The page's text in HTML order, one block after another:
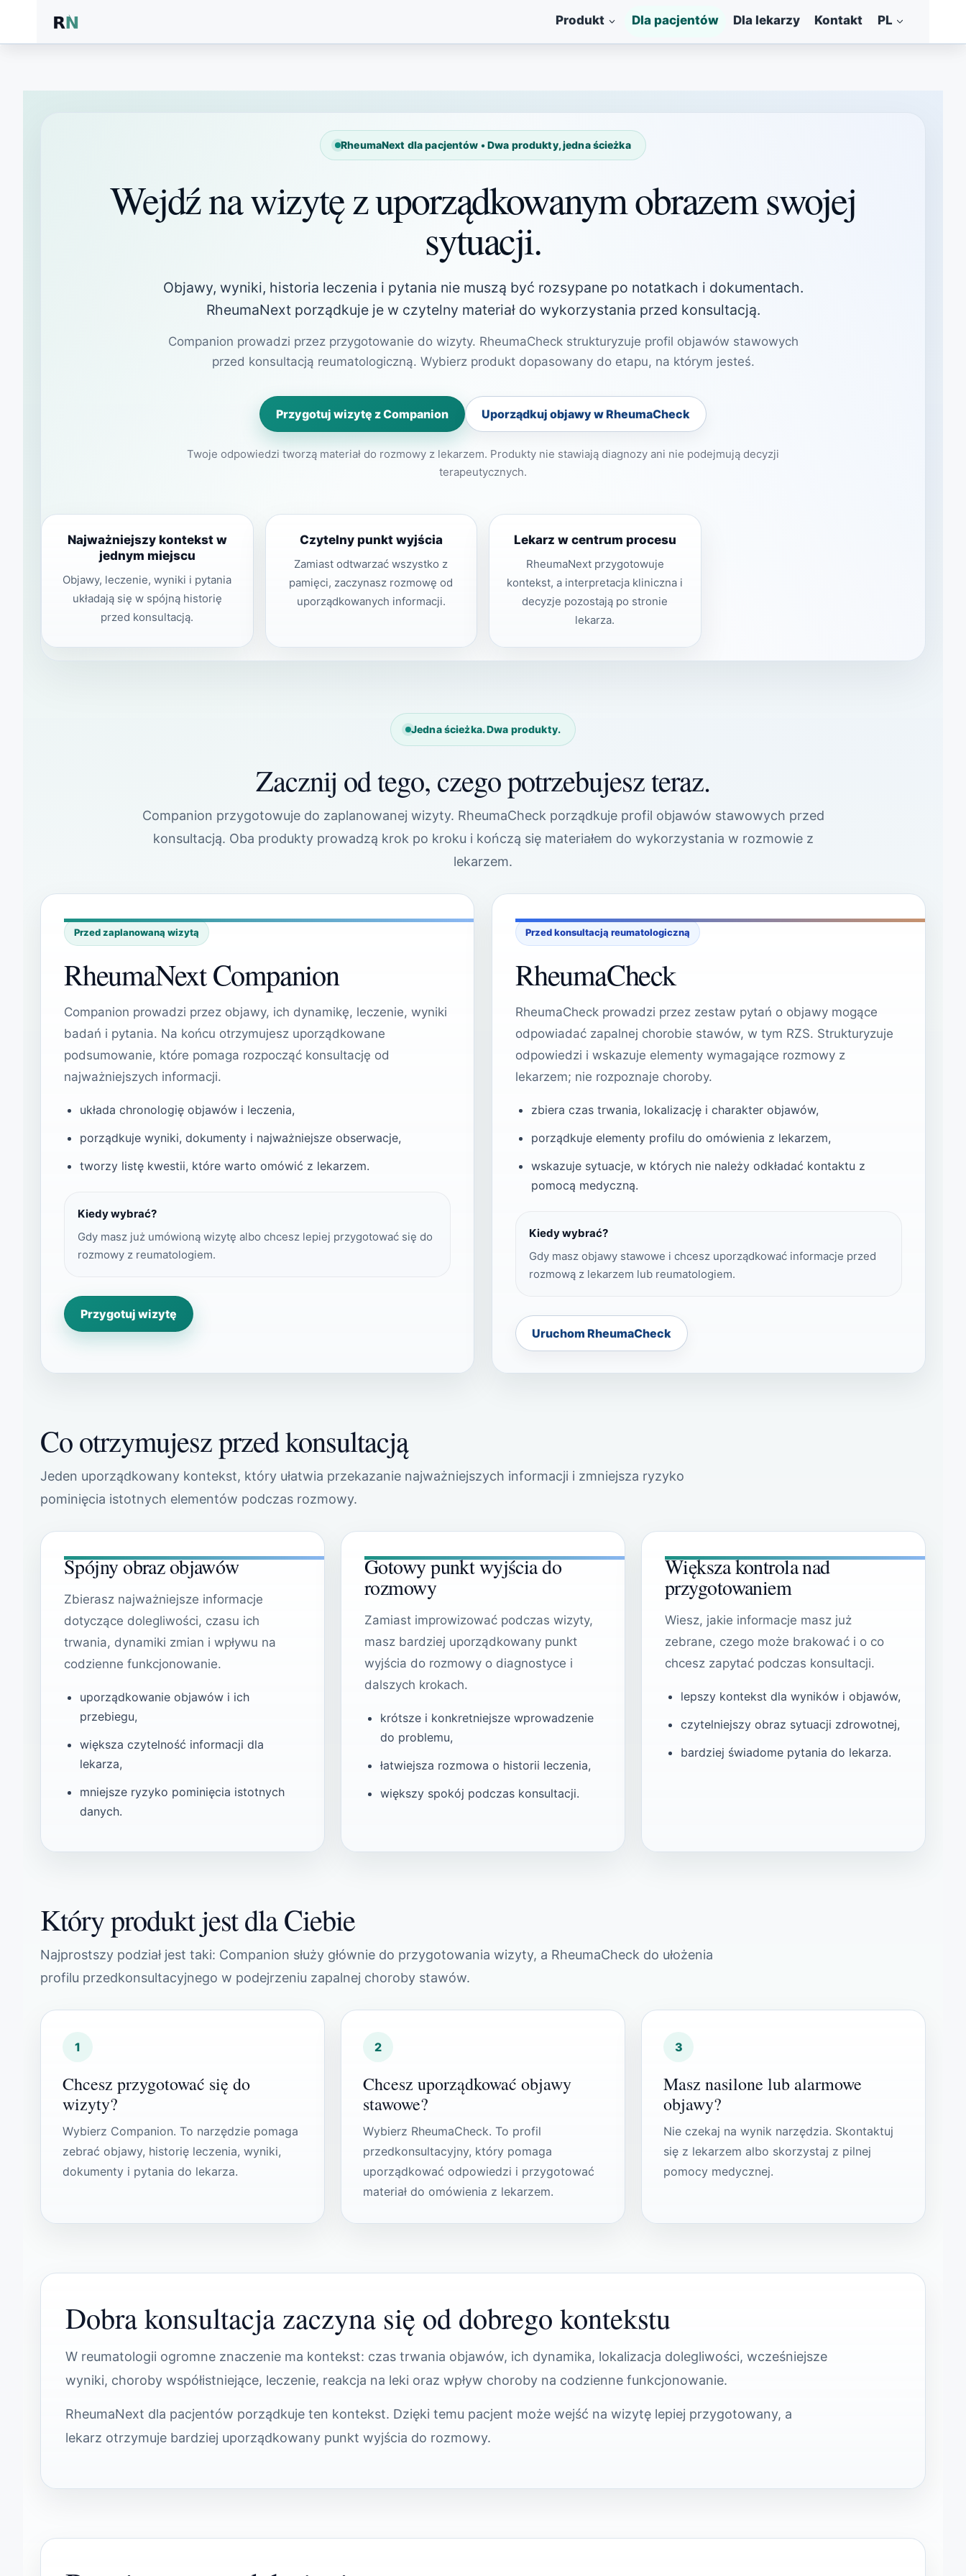
treści
Produkt Dla pacjentów Dla lekarzy Kontakt PL
RheumaNext dla pacjentów • Dwa produkty, jedna ścieżka
Wejdź na wizytę z uporządkowanym obrazem swojej
sytuacji.
Objawy, wyniki, historia leczenia i pytania nie muszą być rozsypane po notatkach i dokumentach.
RheumaNext porządkuje je w czytelny materiał do wykorzystania przed konsultacją.
Companion prowadzi przez przygotowanie do wizyty. RheumaCheck strukturyzuje profil objawów stawowych
przed konsultacją reumatologiczną. Wybierz produkt dopasowany do etapu, na którym jesteś.
Przygotuj wizytę z Companion Uporządkuj objawy w RheumaCheck
Twoje odpowiedzi tworzą materiał do rozmowy z lekarzem. Produkty nie stawiają diagnozy ani nie podejmują decyzji
terapeutycznych.
Najważniejszy kontekst w
jednym miejscu
Objawy, leczenie, wyniki i pytania
układają się w spójną historię
przed konsultacją.
Czytelny punkt wyjścia
Zamiast odtwarzać wszystko z
pamięci, zaczynasz rozmowę od
uporządkowanych informacji.
Lekarz w centrum procesu
RheumaNext przygotowuje
kontekst, a interpretacja kliniczna i
decyzje pozostają po stronie
lekarza.
Jedna ścieżka. Dwa produkty.
Zacznij od tego, czego potrzebujesz teraz.
Companion przygotowuje do zaplanowanej wizyty. RheumaCheck porządkuje profil objawów stawowych przed
konsultacją. Oba produkty prowadzą krok po kroku i kończą się materiałem do wykorzystania w rozmowie z
lekarzem.
Przed zaplanowaną wizytą
RheumaNext Companion
Companion prowadzi przez objawy, ich dynamikę, leczenie, wyniki
badań i pytania. Na końcu otrzymujesz uporządkowane
podsumowanie, które pomaga rozpocząć konsultację od
najważniejszych informacji.
układa chronologię objawów i leczenia,
porządkuje wyniki, dokumenty i najważniejsze obserwacje,
tworzy listę kwestii, które warto omówić z lekarzem.
Kiedy wybrać?
Gdy masz już umówioną wizytę albo chcesz lepiej przygotować się do
rozmowy z reumatologiem.
Przygotuj wizytę
Przed konsultacją reumatologiczną
RheumaCheck
RheumaCheck prowadzi przez zestaw pytań o objawy mogące
odpowiadać zapalnej chorobie stawów, w tym RZS. Strukturyzuje
odpowiedzi i wskazuje elementy wymagające rozmowy z
lekarzem; nie rozpoznaje choroby.
zbiera czas trwania, lokalizację i charakter objawów,
porządkuje elementy profilu do omówienia z lekarzem,
wskazuje sytuacje, w których nie należy odkładać kontaktu z
pomocą medyczną.
Kiedy wybrać?
Gdy masz objawy stawowe i chcesz uporządkować informacje przed
rozmową z lekarzem lub reumatologiem.
Uruchom RheumaCheck
Co otrzymujesz przed konsultacją
Jeden uporządkowany kontekst, który ułatwia przekazanie najważniejszych informacji i zmniejsza ryzyko
pominięcia istotnych elementów podczas rozmowy.
Spójny obraz objawów
Zbierasz najważniejsze informacje
dotyczące dolegliwości, czasu ich
trwania, dynamiki zmian i wpływu na
codzienne funkcjonowanie.
uporządkowanie objawów i ich
przebiegu,
większa czytelność informacji dla
lekarza,
mniejsze ryzyko pominięcia istotnych
danych.
Gotowy punkt wyjścia do
rozmowy
Zamiast improwizować podczas wizyty,
masz bardziej uporządkowany punkt
wyjścia do rozmowy o diagnostyce i
dalszych krokach.
krótsze i konkretniejsze wprowadzenie
do problemu,
łatwiejsza rozmowa o historii leczenia,
większy spokój podczas konsultacji.
Większa kontrola nad
przygotowaniem
Wiesz, jakie informacje masz już
zebrane, czego może brakować i o co
chcesz zapytać podczas konsultacji.
lepszy kontekst dla wyników i objawów,
czytelniejszy obraz sytuacji zdrowotnej,
bardziej świadome pytania do lekarza.
Który produkt jest dla Ciebie
Najprostszy podział jest taki: Companion służy głównie do przygotowania wizyty, a RheumaCheck do ułożenia
profilu przedkonsultacyjnego w podejrzeniu zapalnej choroby stawów.
1
Chcesz przygotować się do
wizyty?
Wybierz Companion. To narzędzie pomaga
zebrać objawy, historię leczenia, wyniki,
dokumenty i pytania do lekarza.
2
Chcesz uporządkować objawy
stawowe?
Wybierz RheumaCheck. To profil
przedkonsultacyjny, który pomaga
uporządkować odpowiedzi i przygotować
materiał do omówienia z lekarzem.
3
Masz nasilone lub alarmowe
objawy?
Nie czekaj na wynik narzędzia. Skontaktuj
się z lekarzem albo skorzystaj z pilnej
pomocy medycznej.
Dobra konsultacja zaczyna się od dobrego kontekstu
W reumatologii ogromne znaczenie ma kontekst: czas trwania objawów, ich dynamika, lokalizacja dolegliwości, wcześniejsze
wyniki, choroby współistniejące, leczenie, reakcja na leki oraz wpływ choroby na codzienne funkcjonowanie.
RheumaNext dla pacjentów porządkuje ten kontekst. Dzięki temu pacjent może wejść na wizytę lepiej przygotowany, a
lekarz otrzymuje bardziej uporządkowany punkt wyjścia do rozmowy.